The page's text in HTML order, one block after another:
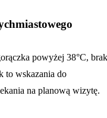
powyżej 38°C, brak
to wskazania do
na planową wizytę.